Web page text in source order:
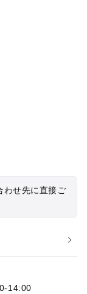
わせ先に直接ご
14:00